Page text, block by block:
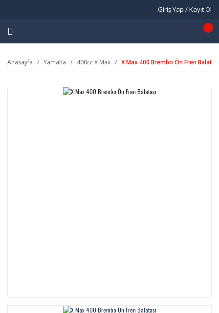
Giriş Yap / Kayıt Ol
Anasayfa Yamaha 400cc X Max X Max 400 Brembo Ön Fren